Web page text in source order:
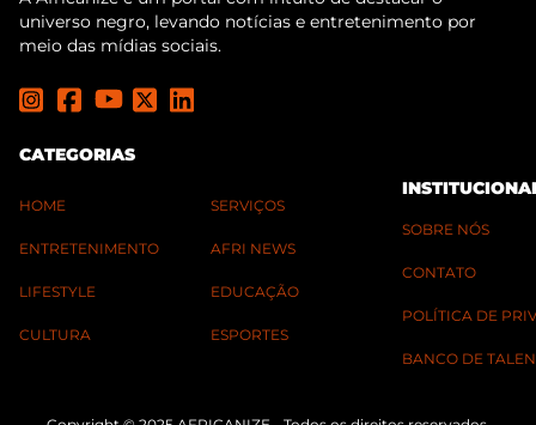
universo negro, levando notícias e entretenimento por
meio das mídias sociais.
CATEGORIAS
HOME
ENTRETENIMENTO
LIFESTYLE
CULTURA
SERVIÇOS
AFRI NEWS
EDUCAÇÃO
ESPORTES
SOBRE NÓS
CONTATO
POLÍTICA DE
BANCO DE